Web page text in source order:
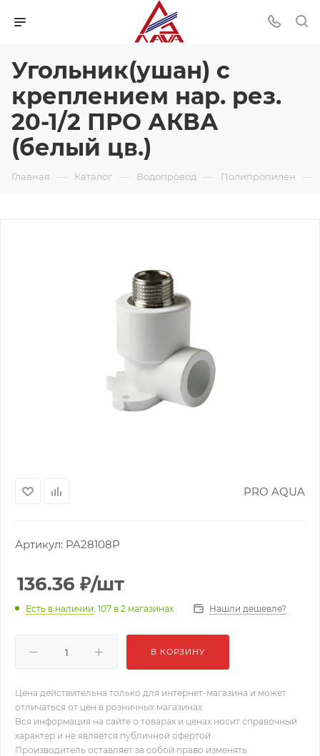
Угольник(ушан) с
креплением нар. рез.
20-1/2 ПРО АКВА
(белый цв.)
Главная — Каталог — Водопровод — Полипропилен —
PRO AQUA
Артикул: PA28108P
136.36 ₽/шт
Есть в наличии: 107 в 2 магазинах Нашли дешевле?
В КОРЗИНУ
Цена действительна только для интернет-магазина и может
отличаться от цен в розничных магазинах
Вся информация на сайте о товарах и ценах носит справочный
характер и не является публичной офертой.
Производитель оставляет за собой право изменять